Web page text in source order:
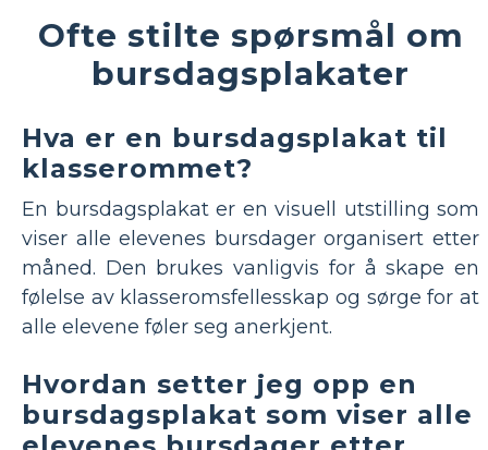
Ofte stilte spørsmål om
bursdagsplakater
Hva er en bursdagsplakat til
klasserommet?
En bursdagsplakat er en visuell utstilling som
viser alle elevenes bursdager organisert etter
måned. Den brukes vanligvis for å skape en
følelse av klasseromsfellesskap og sørge for at
alle elevene føler seg anerkjent.
Hvordan setter jeg opp en
bursdagsplakat som viser alle